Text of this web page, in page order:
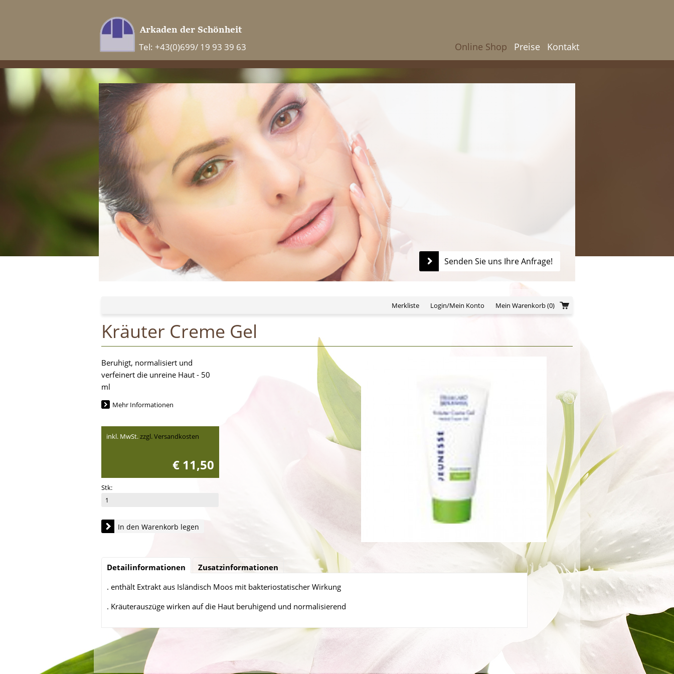
Tel: +43(0)699/ 19 93 39 63 Online Shop Preise Kontakt
Senden Sie uns Ihre Anfrage!
Mein Warenkorb(0)
Login/Mein Konto
Merkliste
Kräuter Creme Gel
Beruhigt, normalisiert und
verfeinert die unreine Haut - 50
ml
Mehr Informationen
inkl. MwSt.zzgl. Versandkosten
€ 11,50
Stk:
In den Warenkorb legen
Detailinformationen
Zusatzinformationen
. enthält Extrakt aus Isländisch Moos mit bakteriostatischer Wirkung
. Kräuterauszüge wirken auf die Haut beruhigend und normalisierend